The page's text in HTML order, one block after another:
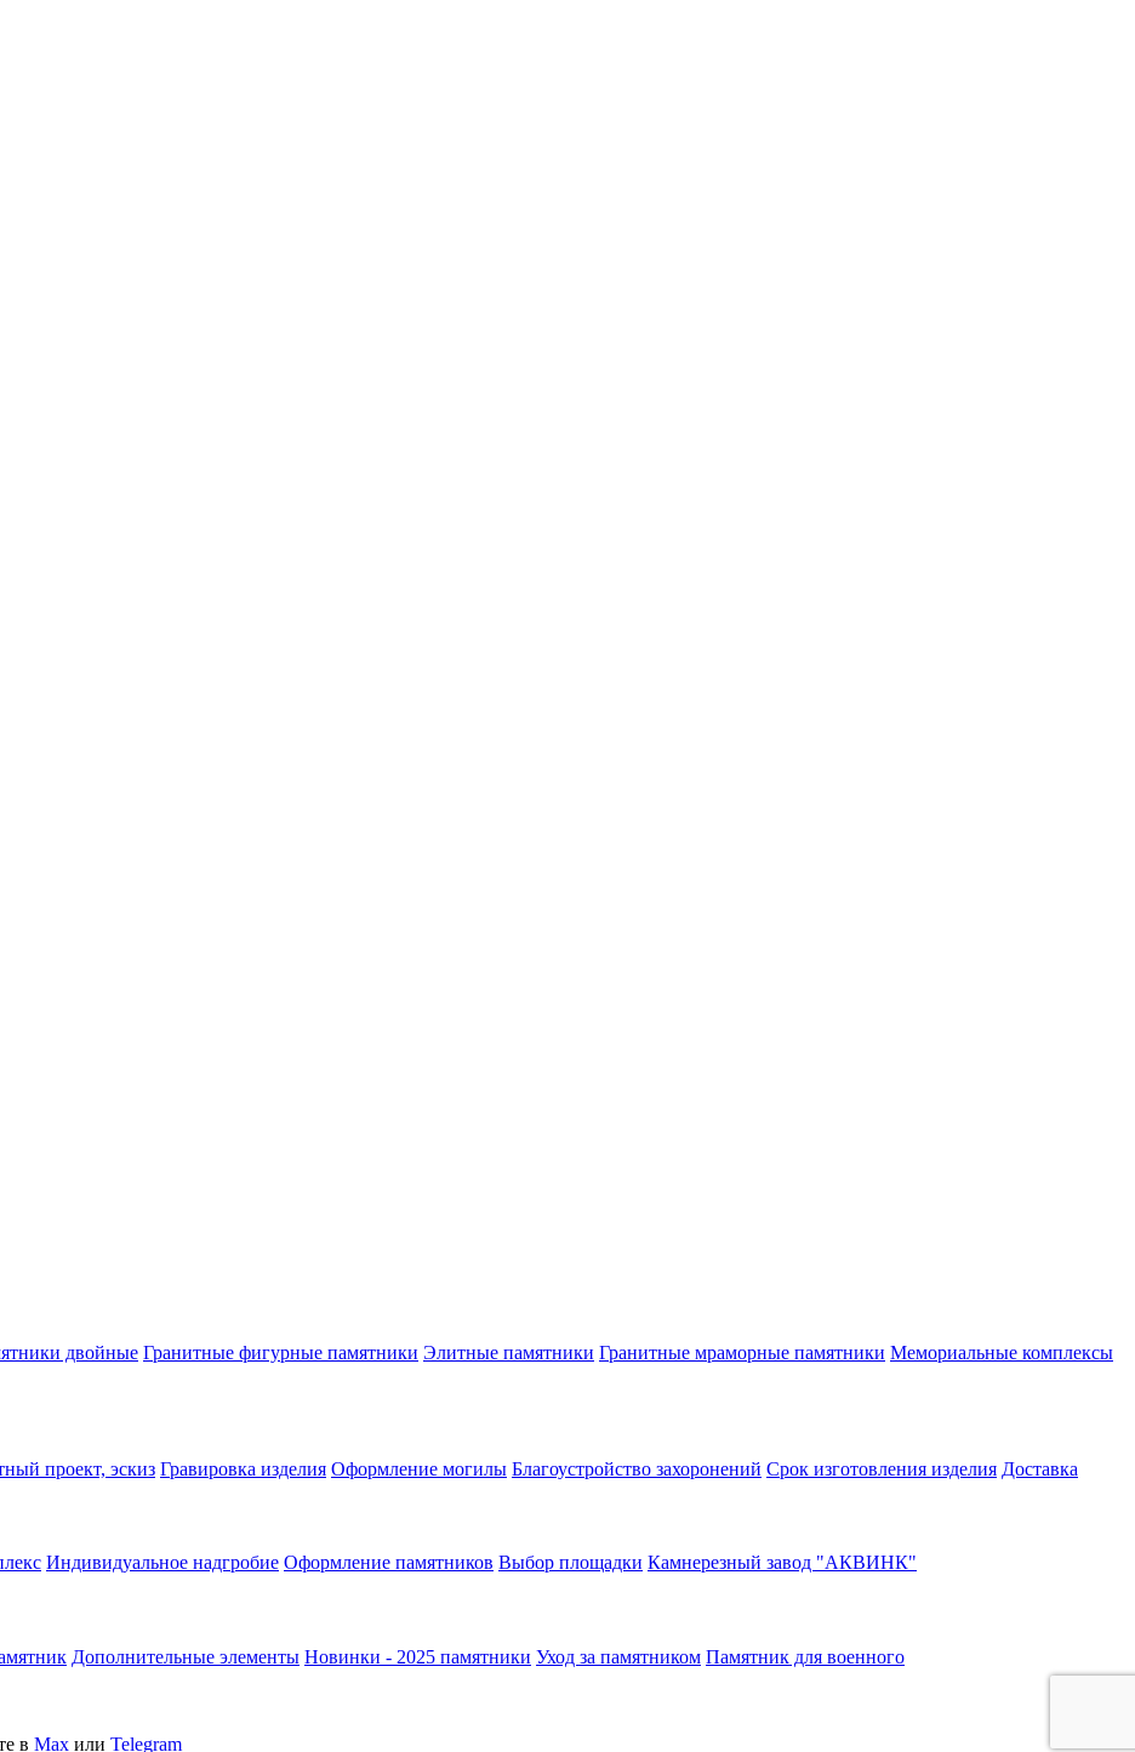
двойные Гранитные фигурные памятники Элитные памятники Гранитные мраморные памятники Мемориальные комплексы
проект, эскиз Гравировка изделия Оформление могилы Благоустройство захоронений Срок изготовления изделия Доставка
Индивидуальное надгробие Оформление памятников Выбор площадки Камнерезный завод "АКВИНК"
Дополнительные элементы Новинки - 2025 памятники Уход за памятником Памятник для военного
в Max или Telegram